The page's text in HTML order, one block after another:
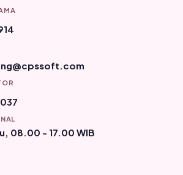
08.00 - 17.00 WIB